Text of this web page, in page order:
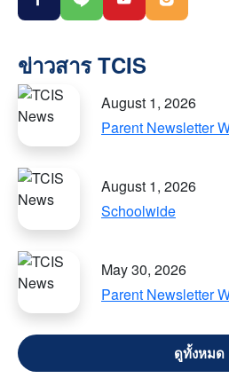
August 1, 2026
Parent Newsletter
August 1, 2026
Schoolwide
May 30, 2026
Parent Newsletter
VIEW ALL